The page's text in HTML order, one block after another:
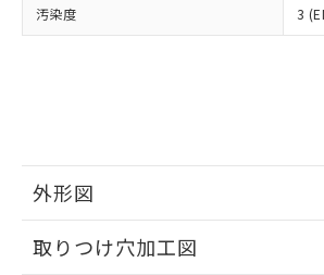
汚染度 3
外形図
取りつけ穴加工図
お客様が当ウェブサイト
指します。
※3 非含有証明書ダウンロ
51物質の非含有証明書（当社基
※本証明書は発行日時点で非含有
るもので、過去に遡って非含有
ものではありません。
また、RoHS指令のフタル酸エ